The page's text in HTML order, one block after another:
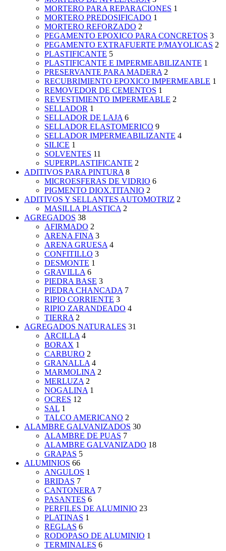
MORTERO PARA REPARACIONES 1
MORTERO PREDOSIFICADO 1
MORTERO REFORZADO 2
PEGAMENTO EPOXICO PARA CONCRETOS 3
PEGAMENTO EXTRAFUERTE P/MAYOLICAS 2
PLASTIFICANTE 5
PLASTIFICANTE E IMPERMEABILIZANTE 1
PRESERVANTE PARA MADERA 2
RECUBRIMIENTO EPOXICO IMPERMEABLE 1
REMOVEDOR DE CEMENTOS 1
REVESTIMIENTO IMPERMEABLE 2
SELLADOR 1
SELLADOR DE LAJA 6
SELLADOR ELASTOMERICO 9
SELLADOR IMPERMEABILIZANTE 4
SILICE 1
SOLVENTES 11
SUPERPLASTIFICANTE 2
ADITIVOS PARA PINTURA 8
MICROESFERAS DE VIDRIO 6
PIGMENTO DIOX.TITANIO 2
ADITIVOS Y SELLANTES AUTOMOTRIZ 2
MASILLA PLASTICA 2
AGREGADOS 38
AFIRMADO 2
ARENA FINA 3
ARENA GRUESA 4
CONFITILLO 3
DESMONTE 1
GRAVILLA 6
PIEDRA BASE 3
PIEDRA CHANCADA 7
RIPIO CORRIENTE 3
RIPIO ZARANDEADO 4
TIERRA 2
AGREGADOS NATURALES 31
ARCILLA 4
BORAX 1
CARBURO 2
GRANALLA 4
MARMOLINA 2
MERLUZA 2
NOGALINA 1
OCRES 12
SAL 1
TALCO AMERICANO 2
ALAMBRE GALVANIZADOS 30
ALAMBRE DE PUAS 7
ALAMBRE GALVANIZADO 18
GRAPAS 5
ALUMINIOS 66
ANGULOS 1
BRIDAS 7
CANTONERA 7
PASANTES 6
PERFILES DE ALUMINIO 23
PLATINAS 1
REGLAS 6
RODOPASO DE ALUMINIO 1
TERMINALES 6